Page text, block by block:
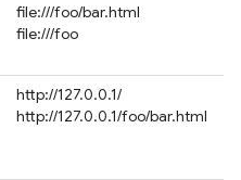
file:///foo/bar.html
file:///foo
http://127.0.0.1/
http://127.0.0.1/foo/bar.html